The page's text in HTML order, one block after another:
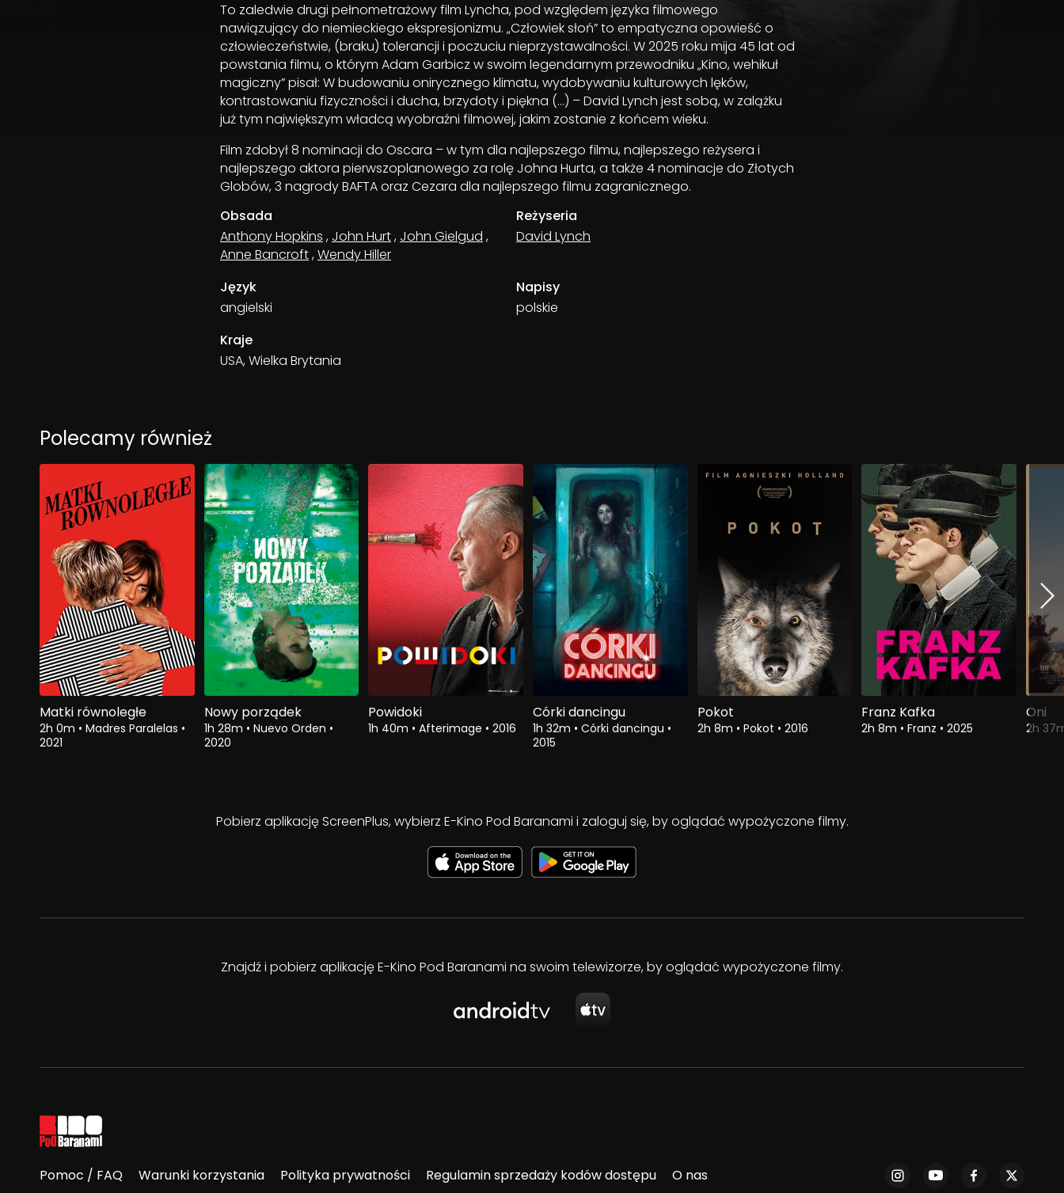
To zaledwie drugi pełnometrażowy film Lyncha, pod względem języka filmowego
nawiązujący do niemieckiego ekspresjonizmu. „Człowiek słoń” to empatyczna opowieść o
człowieczeństwie, (braku) tolerancji i poczuciu nieprzystawalności. W 2025 roku mija 45 lat od
powstania filmu, o którym Adam Garbicz w swoim legendarnym przewodniku „Kino, wehikuł
magiczny” pisał: W budowaniu onirycznego klimatu, wydobywaniu kulturowych lęków,
kontrastowaniu fizyczności i ducha, brzydoty i piękna (…) – David Lynch jest sobą, w zalążku
już tym największym władcą wyobraźni filmowej, jakim zostanie z końcem wieku.
Film zdobył 8 nominacji do Oscara – w tym dla najlepszego filmu, najlepszego reżysera i
najlepszego aktora pierwszoplanowego za rolę Johna Hurta, a także 4 nominacje do Złotych
Globów, 3 nagrody BAFTA oraz Cezara dla najlepszego filmu zagranicznego.
Obsada
Anthony Hopkins , John Hurt, John Gielgud ,
Anne Bancroft,Wendy Hiller
Reżyseria
David Lynch
Język
angielski
Napisy
polskie
Kraje
USA, Wielka Brytania
Polecamy również
Matki równoległe
2h 0m • Madres Paralelas •
2021
Nowy porządek
1h 28m • Nuevo Orden •
2020
Powidoki
1h 40m • Afterimage • 2016
Córki dancingu
1h 32m • Córki dancingu •
2015
Pokot
2h 8m • Pokot • 2016
Franz Kafka
2h 8m • Franz • 2025
Oni
2h
Pobierz aplikację ScreenPlus, wybierz E-Kino Pod Baranami i zaloguj się, by oglądać wypożyczone filmy.
Znajdź i pobierz aplikację E-Kino Pod Baranami na swoim telewizorze, by oglądać wypożyczone filmy.
Pomoc / FAQ Warunki korzystania Polityka prywatności Regulamin sprzedaży kodów dostępu O nas